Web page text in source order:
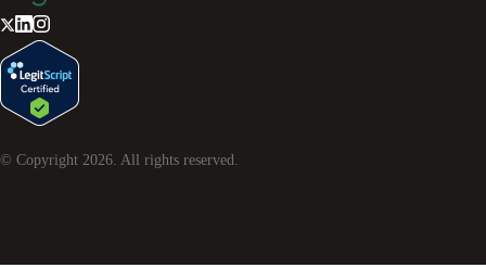
© Copyright 2026. All rights reserved.